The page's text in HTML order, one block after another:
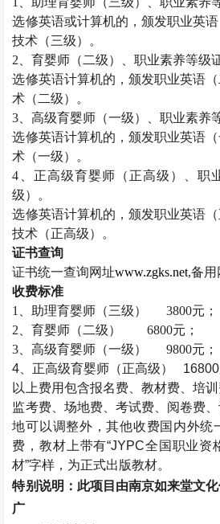
选修英语或计算机的，颁发职业英
技术（三级）。
2 、育婴师（二级）、职业素养等级
选修英语计算机的，颁发职业英语
术（二级）。
3 、高级育婴师（一级）、职业素养
选修英语计算机的，颁发职业英语
术（一级）。
4 、正高级育婴师（正高级）、职
级）。
选修英语计算机的，颁发职业英语
技术（正高级）。
证书查询
证书统一查询网址www.zgks.net,备用
收费标准
1
、助理育婴师（三级） 3800元；
2 、育婴师（二级） 6800元；
3 、高级育婴师（一级） 9800元；
4 、正高级育婴师（正高级） 16800
以上费用包含报名费、教材费、培
监考费、场地费、考试费、阅卷费
地可以调整外，其他收费国内外统
费，教材上带有“JYPC全国职业资
材”字样，为正式出版教材。
特别说明：此项目由南京如来堂文
广